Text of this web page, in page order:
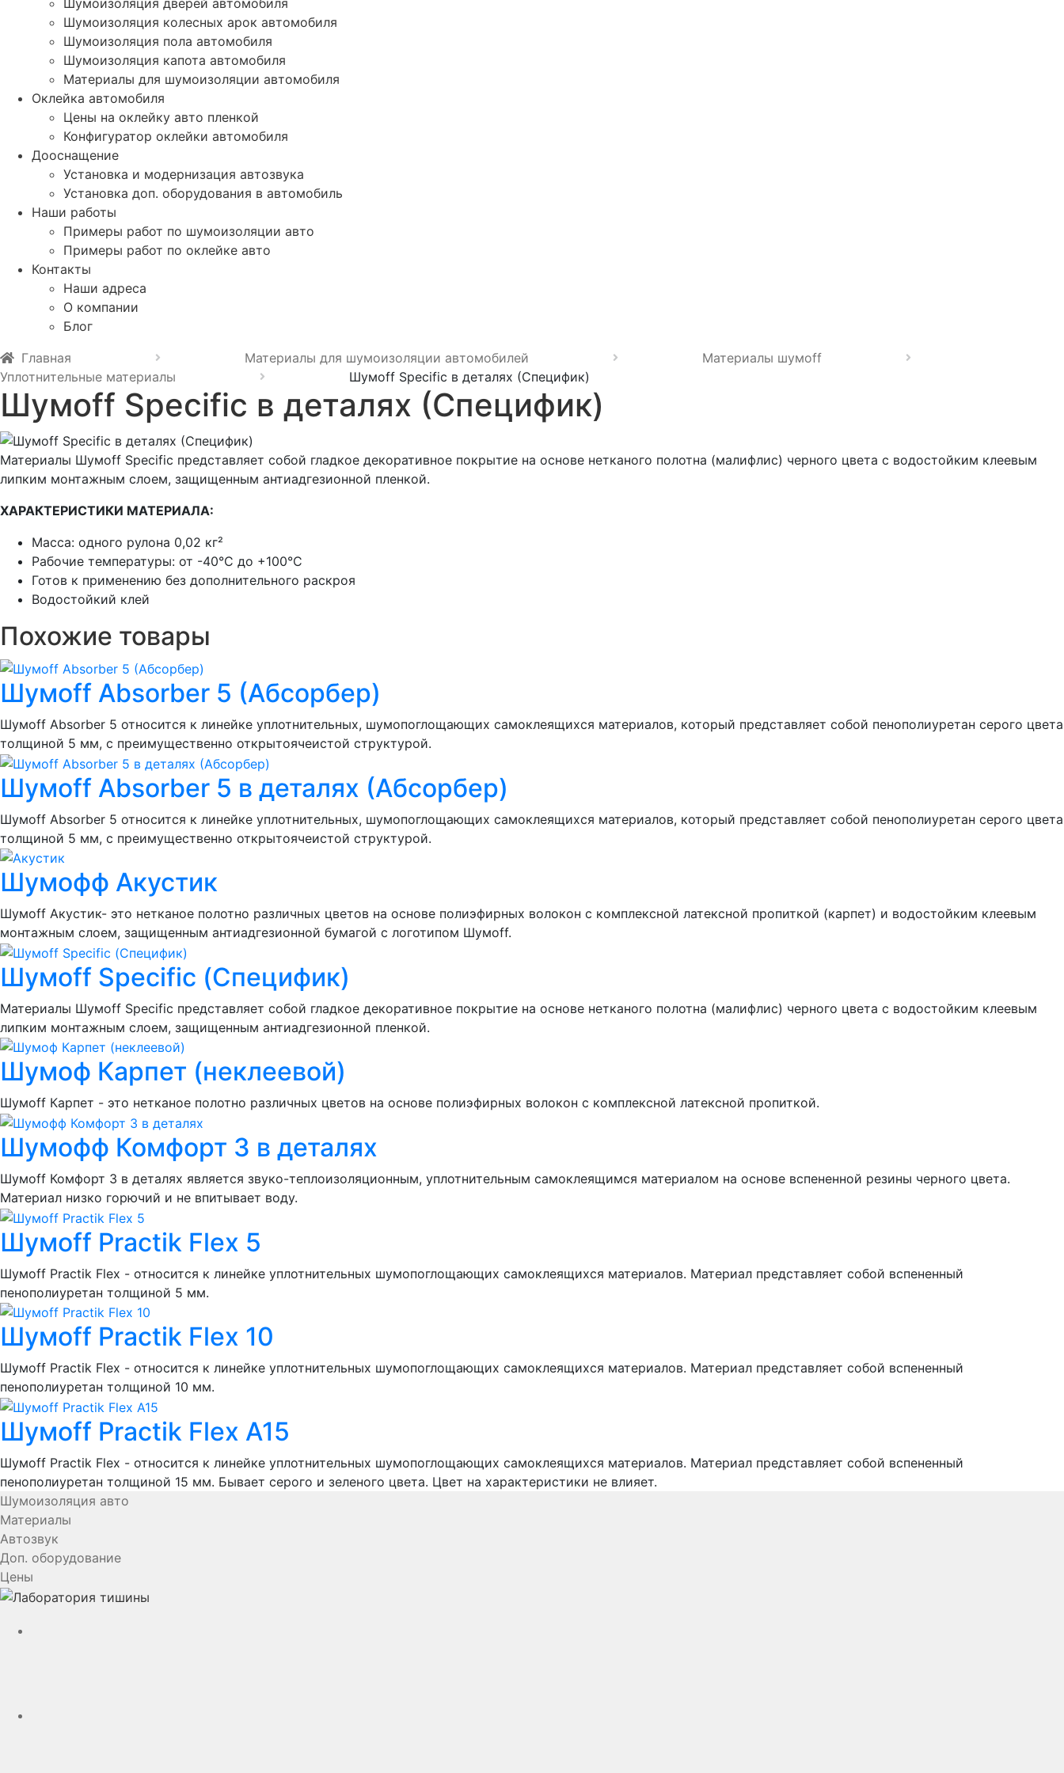
Шумоизоляция колесных арок автомобиля
Шумоизоляция пола автомобиля
Шумоизоляция капота автомобиля
Материалы для шумоизоляции автомобиля
Оклейка автомобиля
Цены на оклейку авто пленкой
Конфигуратор оклейки автомобиля
Дооснащение
Установка и модернизация автозвука
Установка доп. оборудования в автомобиль
Наши работы
Примеры работ по шумоизоляции авто
Примеры работ по оклейке авто
Контакты
Наши адреса
О компании
Блог
Главная
Материалы для шумоизоляции автомобилей
Материалы шумoff
Уплотнительные материалы
Шумоff Specific в деталях (Специфик)
Шумоff Specific в деталях (Специфик)
Материалы Шумоff Specific представляет собой гладкое декоративное покрытие на основе нетканого полотна (малифлис) черного цвета с водостойким клеевым
липким монтажным слоем, защищенным антиадгезионной пленкой.
ХАРАКТЕРИСТИКИ МАТЕРИАЛА:
Масса: одного рулона 0,02 кг²
Рабочие температуры: от -40°С до +100°С
Готов к применению без дополнительного раскроя
Водостойкий клей
Похожие товары
Шумoff Absorber 5 (Абсорбер)
Шумоff Absorber 5 относится к линейке уплотнительных, шумопоглощающих самоклеящихся материалов, который представляет собой пенополиуретан серого цвета
толщиной 5 мм, с преимущественно открытоячеистой структурой.
Шумoff Absorber 5 в деталях (Абсорбер)
Шумоff Absorber 5 относится к линейке уплотнительных, шумопоглощающих самоклеящихся материалов, который представляет собой пенополиуретан серого цвета
толщиной 5 мм, с преимущественно открытоячеистой структурой.
Шумофф Акустик
Шумоff Акустик- это нетканое полотно различных цветов на основе полиэфирных волокон с комплексной латексной пропиткой (карпет) и водостойким клеевым
монтажным слоем, защищенным антиадгезионной бумагой с логотипом Шумоff.
Шумоff Specific (Специфик)
Материалы Шумоff Specific представляет собой гладкое декоративное покрытие на основе нетканого полотна (малифлис) черного цвета с водостойким клеевым
липким монтажным слоем, защищенным антиадгезионной пленкой.
Шумоф Карпет (неклеевой)
Шумоff Карпет - это нетканое полотно различных цветов на основе полиэфирных волокон с комплексной латексной пропиткой.
Шумофф Комфорт 3 в деталях
Шумоff Комфорт 3 в деталях является звуко-теплоизоляционным, уплотнительным самоклеящимся материалом на основе вспененной резины черного цвета.
Материал низко горючий и не впитывает воду.
Шумoff Practik Flex 5
Шумоff Practik Flex - относится к линейке уплотнительных шумопоглощающих самоклеящихся материалов. Материал представляет собой вспененный
пенополиуретан толщиной 5 мм.
Шумoff Practik Flex 10
Шумоff Practik Flex - относится к линейке уплотнительных шумопоглощающих самоклеящихся материалов. Материал представляет собой вспененный
пенополиуретан толщиной 10 мм.
Шумoff Practik Flex A15
Шумоff Practik Flex - относится к линейке уплотнительных шумопоглощающих самоклеящихся материалов. Материал представляет собой вспененный
пенополиуретан толщиной 15 мм. Бывает серого и зеленого цвета. Цвет на характеристики не влияет.
Шумоизоляция авто
Материалы
Автозвук
Доп. оборудование
Цены